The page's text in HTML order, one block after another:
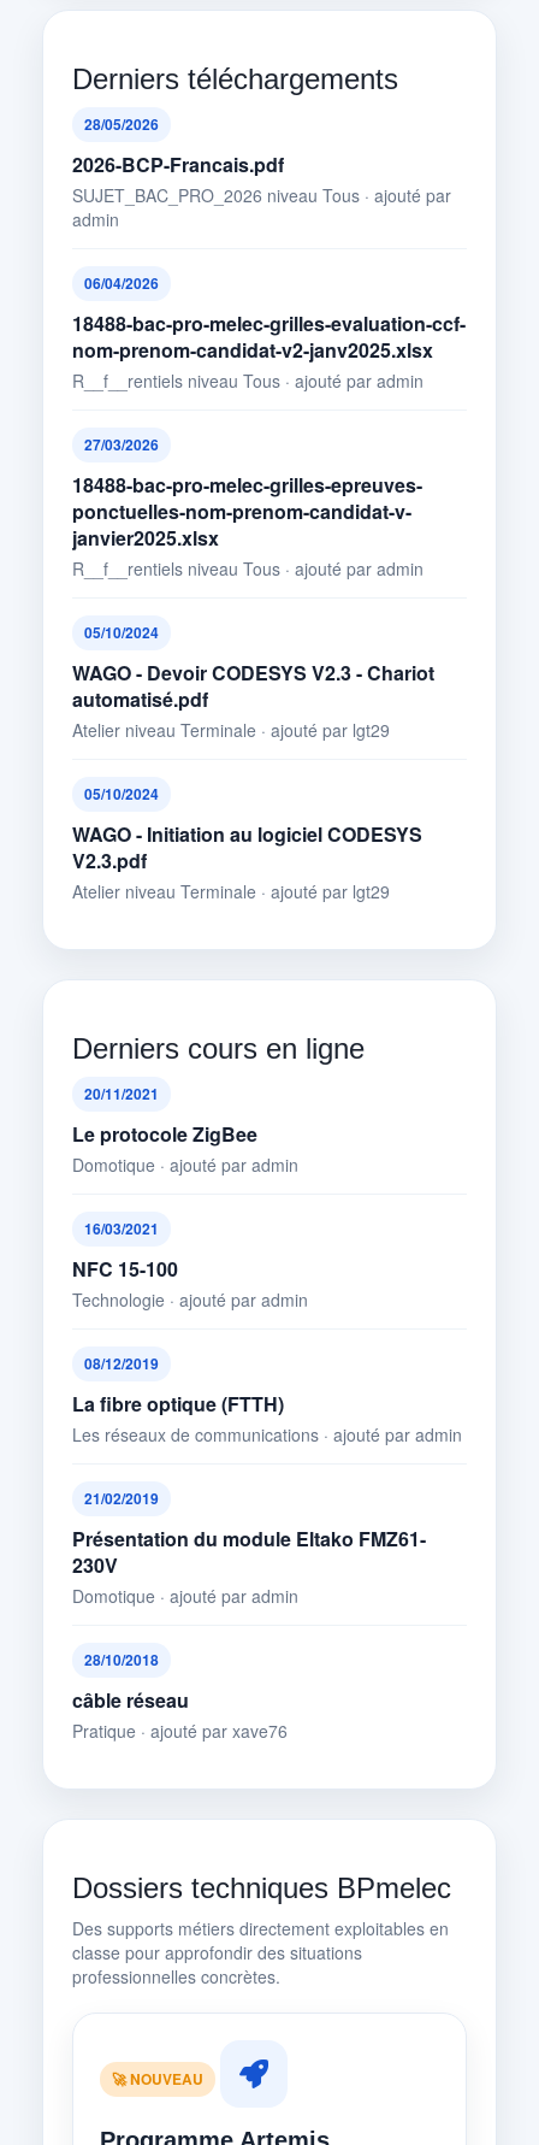
Derniers téléchargements
28/05/2026
2026-BCP-Francais.pdf
SUJET_BAC_PRO_2026 niveau Tous · ajouté par
admin
06/04/2026
18488-bac-pro-melec-grilles-evaluation-ccf-
nom-prenom-candidat-v2-janv2025.xlsx
R__f__rentiels niveau Tous · ajouté par admin
27/03/2026
18488-bac-pro-melec-grilles-epreuves-
ponctuelles-nom-prenom-candidat-v-
janvier2025.xlsx
R__f__rentiels niveau Tous · ajouté par admin
05/10/2024
WAGO - Devoir CODESYS V2.3 - Chariot
automatisé.pdf
Atelier niveau Terminale · ajouté par lgt29
05/10/2024
WAGO - Initiation au logiciel CODESYS
V2.3.pdf
Atelier niveau Terminale · ajouté par lgt29
Derniers cours en ligne
20/11/2021
Le protocole ZigBee
Domotique · ajouté par admin
16/03/2021
NFC 15-100
Technologie · ajouté par admin
08/12/2019
La fibre optique (FTTH)
Les réseaux de communications · ajouté par admin
21/02/2019
Présentation du module Eltako FMZ61-
230V
Domotique · ajouté par admin
28/10/2018
câble réseau
Pratique · ajouté par xave76
Dossiers techniques BPmelec
Des supports métiers directement exploitables en
classe pour approfondir des situations
professionnelles concrètes.
🚀 NOUVEAU